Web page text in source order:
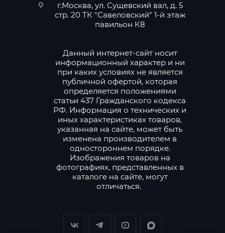
г.Москва, ул. Сущевский вал, д. 5
стр. 20 ТК "Савеловский" 1-й этаж
павильон К8
Данный интернет-сайт носит
информационный характер и ни
при каких условиях не является
публичной офертой, которая
определяется положениями
статьи 437 Гражданского кодекса
РФ. Информация о технических и
иных характеристиках товаров,
указанная на сайте, может быть
изменена производителем в
одностороннем порядке.
Изображения товаров на
фотографиях, представленных в
каталоге на сайте, могут
отличаться.